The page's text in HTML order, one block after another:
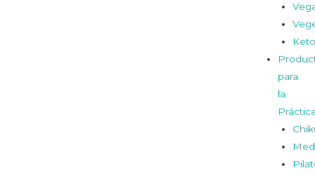
Keto
para
la